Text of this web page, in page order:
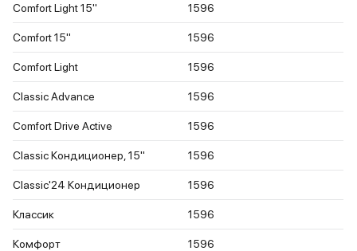
Comfort Light 15" 1596
Comfort 15" 1596
Comfort Light 1596
Classic Advance 1596
Comfort Drive Active 1596
Classic Кондиционер, 15" 1596
Classic'24 Кондиционер 1596
Классик 1596
Комфорт 1596